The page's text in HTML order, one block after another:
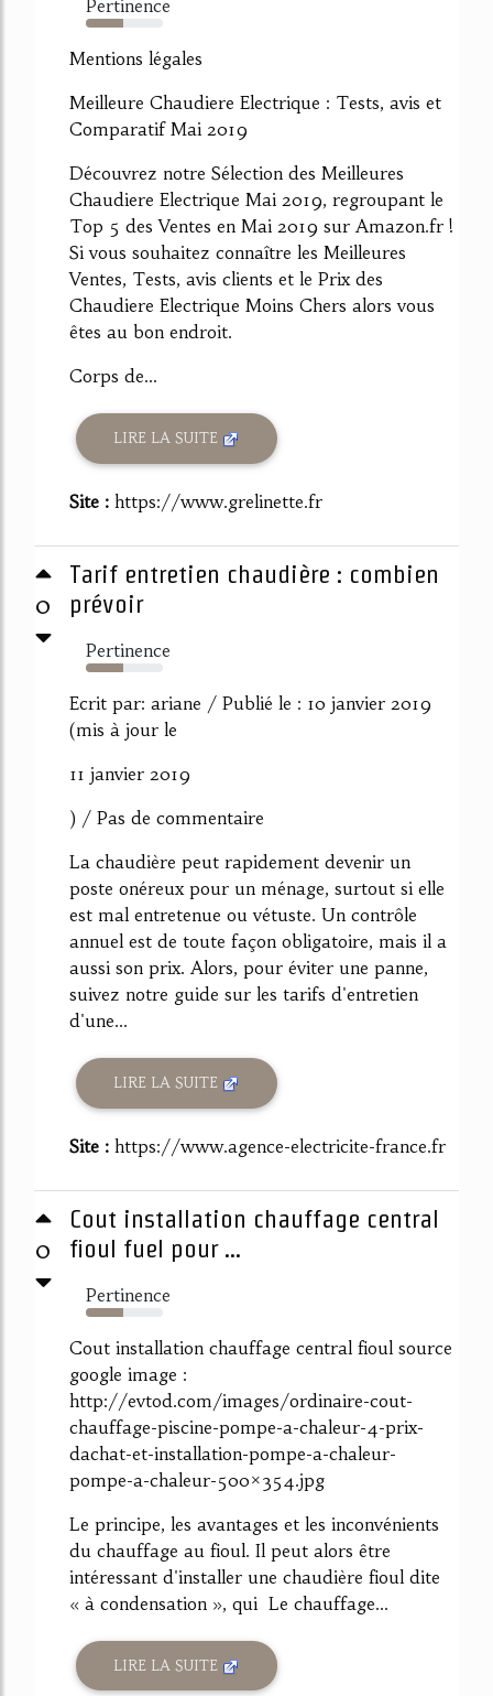
Pertinence
49%
Mentions légales
Meilleure Chaudiere Electrique : Tests, avis et
Comparatif Mai 2019
Découvrez notre Sélection des Meilleures
Chaudiere Electrique Mai 2019, regroupant le
Top 5 des Ventes en Mai 2019 sur Amazon.fr !
Si vous souhaitez connaître les Meilleures
Ventes, Tests, avis clients et le Prix des
Chaudiere Electrique Moins Chers alors vous
êtes au bon endroit.
Corps de...
LIRE LA SUITE
Site : https://www.grelinette.fr
0
Tarif entretien chaudière : combien
prévoir
Pertinence
48%
Ecrit par: ariane / Publié le : 10 janvier 2019
(mis à jour le
11 janvier 2019
) / Pas de commentaire
La chaudière peut rapidement devenir un
poste onéreux pour un ménage, surtout si elle
est mal entretenue ou vétuste. Un contrôle
annuel est de toute façon obligatoire, mais il a
aussi son prix. Alors, pour éviter une panne,
suivez notre guide sur les tarifs d'entretien
d'une...
LIRE LA SUITE
Site : https://www.agence-electricite-france.fr
0
Cout installation chauffage central
fioul fuel pour ...
Pertinence
48%
Cout installation chauffage central fioul source
google image :
http://evtod.com/images/ordinaire-cout-
chauffage-piscine-pompe-a-chaleur-4-prix-
dachat-et-installation-pompe-a-chaleur-
pompe-a-chaleur-500×354.jpg
Le principe, les avantages et les inconvénients
du chauffage au fioul. Il peut alors être
intéressant d'installer une chaudière fioul dite
« à condensation », qui Le chauffage...
LIRE LA SUITE